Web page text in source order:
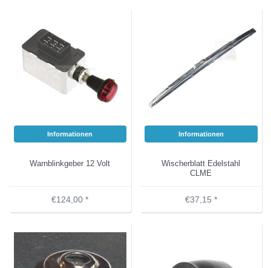
Informationen
Warnblinkgeber 12 Volt
€124,00 *
Informationen
Wischerblatt Edelstahl
CLME
€37,15 *